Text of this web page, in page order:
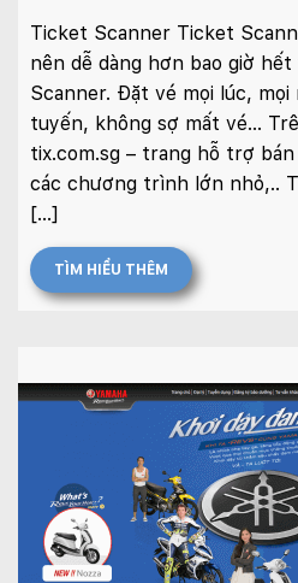
Ticket Scanner Ticket
nên dễ dàng hơn bao giờ
Scanner. Đặt vé mọi lúc,
tuyến, không sợ mất vé…
tix.com.sg – trang hỗ trợ
các chương trình lớn nhỏ,..
[…]
TÌM HIỂU THÊM